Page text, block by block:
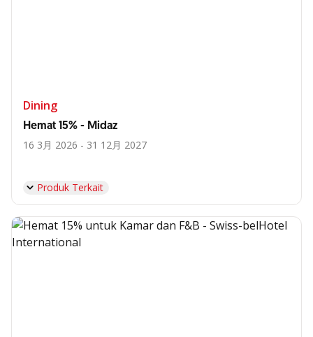
Dining
Hemat 15% - Midaz
16 3月 2026 - 31 12月 2027
Produk Terkait